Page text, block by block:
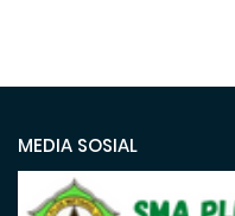
MEDIA SOSIAL